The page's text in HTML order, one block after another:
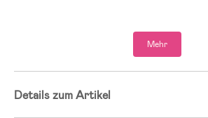
Kinderwagen in einen Geschwister- oder
- Altersempfehlung: ab 6 Monaten.
Wir bei Jollyroom wissen, wie schwer es sein
Mehr
Details zum Artikel